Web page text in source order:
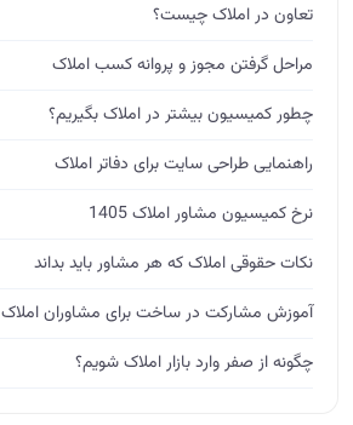
تعاون در املاک چیست؟
مراحل گرفتن مجوز و پروانه کسب املاک
چطور کمیسیون بیشتر در املاک بگیریم؟
راهنمایی طراحی سایت برای دفاتر املاک
نرخ کمیسیون مشاور املاک 1405
نکات حقوقی املاک که هر مشاور باید بداند
آموزش مشارکت در ساخت برای مشاوران املاک
چگونه از صفر وارد بازار املاک شویم؟